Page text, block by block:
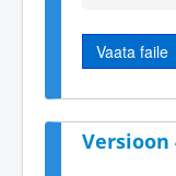
Vaata faile
Versioon